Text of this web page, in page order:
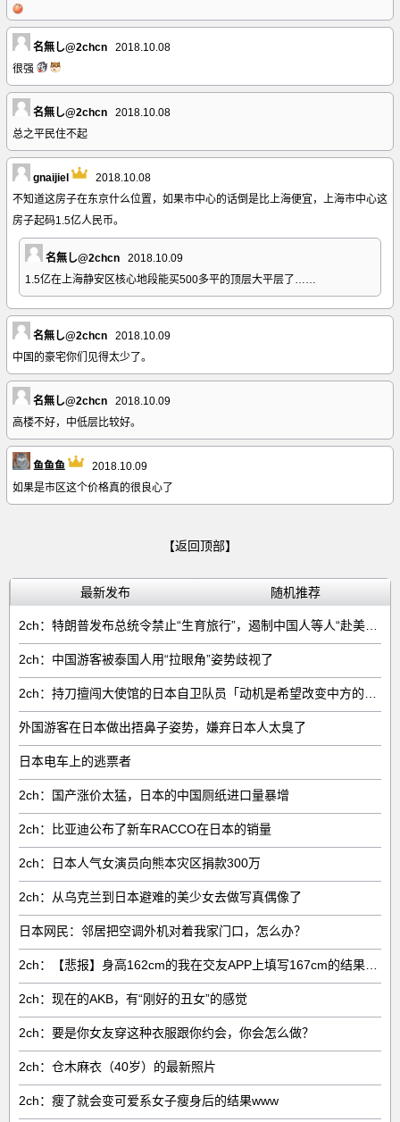
名無し@2chcn
2018.10.08
很强
名無し@2chcn
2018.10.08
总之平民住不起
gnaijiel
2018.10.08
不知道这房子在东京什么位置，如果市中心的话倒是比上海便宜，上海市中心这
房子起码1.5亿人民币。
名無し@2chcn
2018.10.09
1.5亿在上海静安区核心地段能买500多平的顶层大平层了……
名無し@2chcn
2018.10.09
中国的豪宅你们见得太少了。
名無し@2chcn
2018.10.09
高楼不好，中低层比较好。
鱼鱼鱼
2018.10.09
如果是市区这个价格真的很良心了
【返回顶部】
最新发布 随机推荐
2ch：中国游客被泰国人用“拉眼角”姿势歧视了
外国游客在日本做出捂鼻子姿势，嫌弃日本人太臭了
日本电车上的逃票者
2ch：国产涨价太猛，日本的中国厕纸进口量暴增
2ch：比亚迪公布了新车RACCO在日本的销量
2ch：日本人气女演员向熊本灾区捐款300万
2ch：从乌克兰到日本避难的美少女去做写真偶像了
日本网民：邻居把空调外机对着我家门口，怎么办？
2ch：现在的AKB，有“刚好的丑女”的感觉
2ch：要是你女友穿这种衣服跟你约会，你会怎么做？
2ch：仓木麻衣（40岁）的最新照片
2ch：瘦了就会变可爱系女子瘦身后的结果www